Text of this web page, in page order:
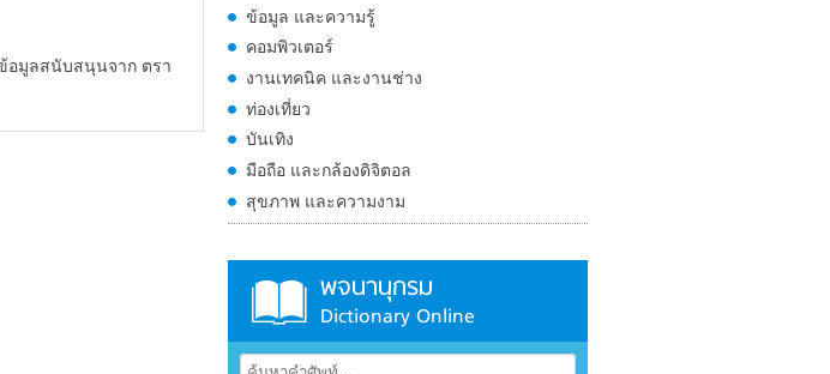
อมูลสนับสนุนจาก ตรา
ข้อมูล และความรู้
คอมพิวเตอร์
งานเทคนิค และงานช่าง
ท่องเที่ยว
บันเทิง
มือถือ และกล้องดิจิตอล
สุขภาพ และความงาม
พจนานุกรม
Dictionary Online